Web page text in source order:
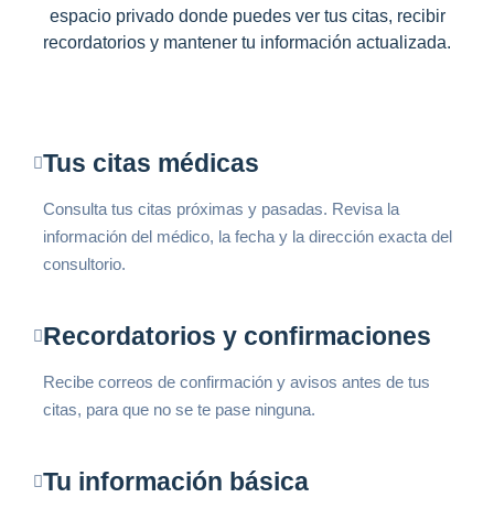
espacio privado donde puedes ver tus citas, recibir
recordatorios y mantener tu información actualizada.
Tus citas médicas
Consulta tus citas próximas y pasadas. Revisa la
información del médico, la fecha y la dirección exacta del
consultorio.
Recordatorios y confirmaciones
Recibe correos de confirmación y avisos antes de tus
citas, para que no se te pase ninguna.
Tu información básica